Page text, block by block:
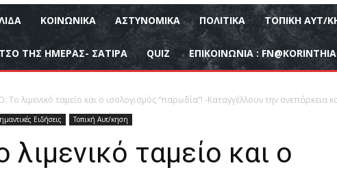
ΚΟΙΝΩΝΙΚΆ ΑΣΤΥΝΟΜΙΚΆ ΠΟΛΙΤΙΚΆ ΤΟΠΙΚΉ ΑΥΤ/
ΤΗΣ ΗΜΕΡΑΣ- ΣΑΤΙΡΑ QUIZ ΕΠΙΚΟΙΝΩΝΊΑ :
Το λιμενικό ταμείο και ο ισολογισμός “παρωδία”! -Καταγγέλλουν την ανεπάρκεια
Ειδήσεις Τοπική Αυτ/κηση
λιμενικό ταμείο και ο